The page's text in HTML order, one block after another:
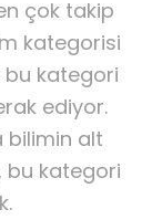
çok takip
kategorisi
bu kategori
ediyor.
bilimin alt
bu kategori